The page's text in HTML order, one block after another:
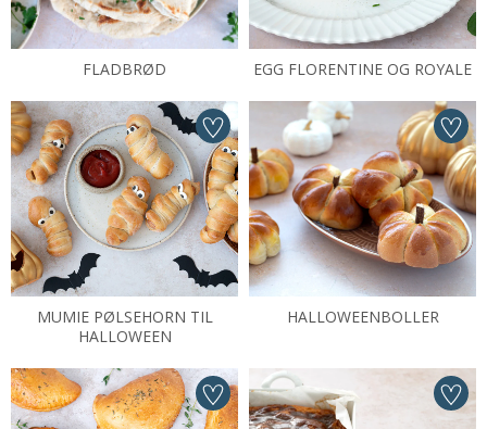
FLADBRØD EGG FLORENTINE OG ROYALE
MUMIE PØLSEHORN TIL
HALLOWEEN
HALLOWEENBOLLER